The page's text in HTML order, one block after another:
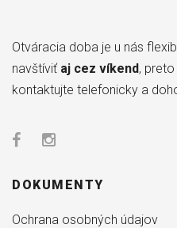
Otváracia doba je u nás
navštíviť aj cez víkend,
kontaktujte telefonicky a
DOKUMENTY
Ochrana osobných údajov